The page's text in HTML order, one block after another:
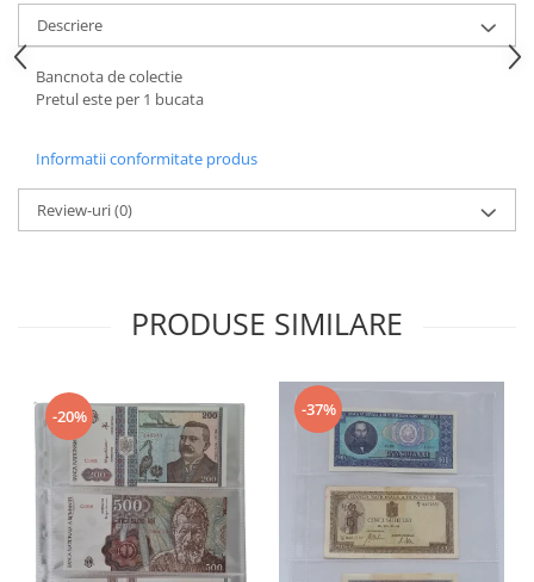
Bancnote straine
Bancnote Africa
Bancnote America
Bancnote Asia
Bancnote Europa
Gradate PMG
Idei cadouri
Timbre si coli Romania
Din trusa colectionarului
Alte colectibile
Insigne/Medalii/Decoratii
Descriere
Bancnota de colectie
Pretul este per 1 bucata
Informatii conformitate produs
Review-uri(0)
PRODUSE SIMILARE
-20% -37%